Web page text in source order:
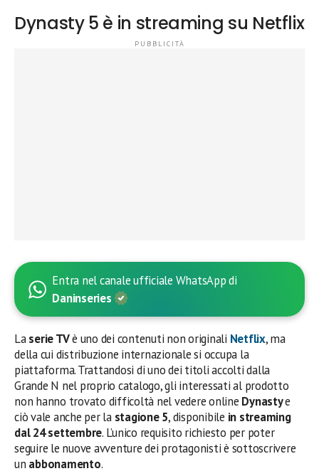
Dynasty 5 è in streaming su Netflix
Entra nel canale ufficiale WhatsApp di
Daninseries
Laserie TVè uno dei contenuti non originali Netflix, ma
della cui distribuzione internazionale si occupa la
piattaforma. Trattandosi di uno dei titoli accolti dalla
Grande N nel proprio catalogo, gli interessati al prodotto
non hanno trovato difficoltà nel vedere online Dynastye
ciò vale anche per la stagione 5, disponibile in streaming
dal 24 settembre. L’unico requisito richiesto per poter
seguire le nuove avventure dei protagonisti è sottoscrivere
un abbonamento.